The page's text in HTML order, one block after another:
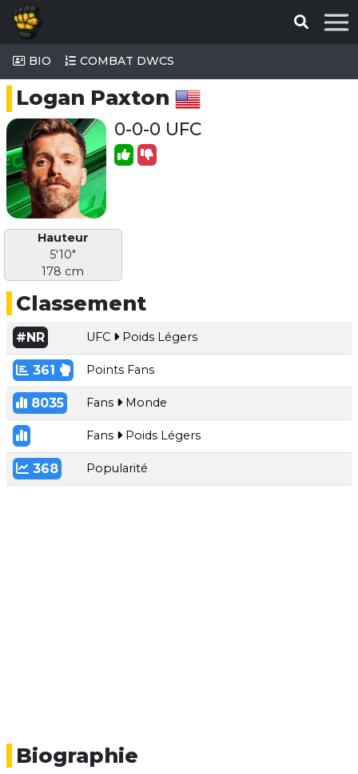
BIO COMBAT DWCS
Logan Paxton
0-0-0 UFC
Hauteur
5'10"
178 cm
Classement
#NR UFC Poids Légers
361 Points Fans
8035 Fans Monde
Fans Poids Légers
368 Popularité
Biographie